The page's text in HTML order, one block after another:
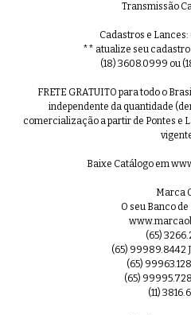
Transmissão
Cadastros e
** atualize seu
(18) 3608.0999 ou
FRETE GRATUITO para todo o
independente da quantidade
comercialização a partir de Pontes e
Baixe Catálogo em
Marca
O seu Banco
(65)
(65) 99989.8442
(65)
(65)
(11)